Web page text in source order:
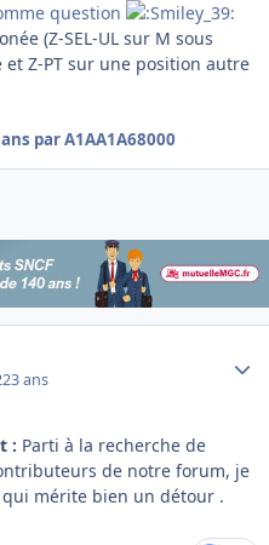
question
(Z-SEL-UL sur M sous
Z-PT sur une position autre
par A1AA1A68000
3 ans
: Parti à la recherche de
de notre forum, je
mérite bien un détour .